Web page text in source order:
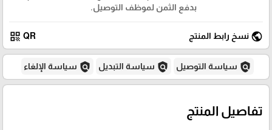
بدفع الثمن لموظف التوصيل.
public نسخ رابط المنتج QR
qr_code
policy سياسة التوصيل policy سياسة التبديل policy سياسة الإلغاء
تفاصيل المنتج